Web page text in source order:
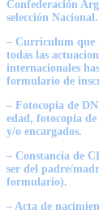
Confederación
selección Nacional.
– Curriculum que
todas las
internacionales
formulario de
– Fotocopia de
edad, fotocopia
y/o encargados.
– Constancia de
ser del padre/
formulario).
– Acta de